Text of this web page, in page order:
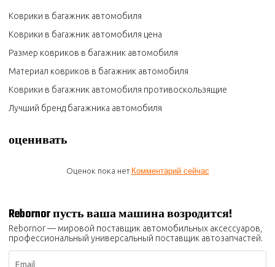
Коврики в багажник автомобиля
Коврики в багажник автомобиля цена
Размер ковриков в багажник автомобиля
Материал ковриков в багажник автомобиля
Коврики в багажник автомобиля противоскользящие
Лучший бренд багажника автомобиля
оценивать
Оценок пока нет Комментарий сейчас
Rebornor пусть ваша машина возродится!
Rebornor — мировой поставщик автомобильных аксессуаров,
профессиональный универсальный поставщик автозапчастей.